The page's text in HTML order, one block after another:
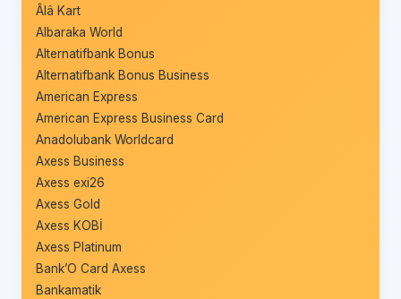
Âlâ Kart
Albaraka World
Alternatifbank Bonus
Alternatifbank Bonus Business
American Express
American Express Business Card
Anadolubank Worldcard
Axess Business
Axess exi26
Axess Gold
Axess KOBİ
Axess Platinum
Bank’O Card Axess
Bankamatik